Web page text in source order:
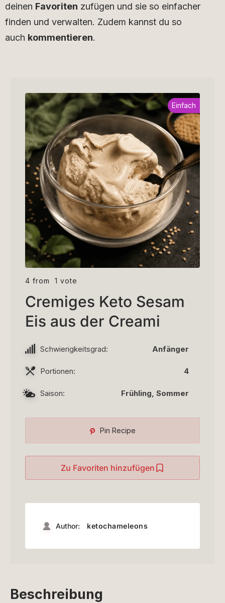
deinen Favoriten zufügen und sie so einfacher
finden und verwalten. Zudem kannst du so
auch kommentieren.
Einfach
4 from 1 vote
Cremiges Keto Sesam
Eis aus der Creami
Schwierigkeitsgrad: Anfänger
Portionen: 4
Saison: Frühling, Sommer
Pin Recipe
Zu Favoriten hinzufügen
Author: ketochameleons
Beschreibung